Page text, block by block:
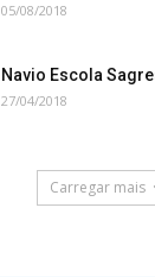
05/08/2018
Navio Escola
27/04/2018
Carregar mais